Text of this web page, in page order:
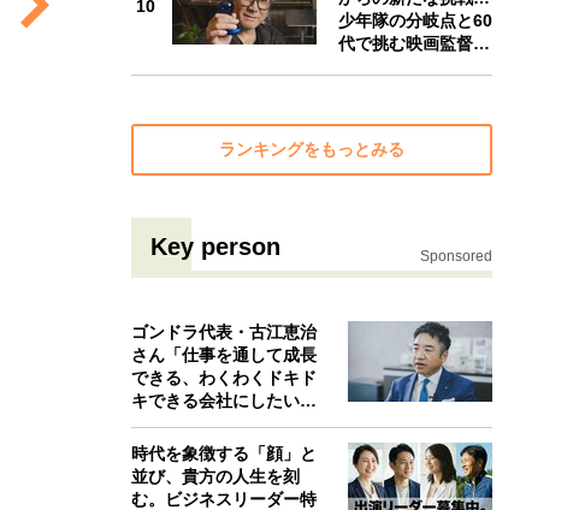
10
少年隊の分岐点と60
代で挑む映画監督…
ランキングをもっとみる
Key person Sponsored
ゴンドラ代表・古江恵治
さん「仕事を通して成長
できる、わくわくドキド
キできる会社にしたいと
考えたんで…
時代を象徴する「顔」と
並び、貴方の人生を刻
む。ビジネスリーダー特